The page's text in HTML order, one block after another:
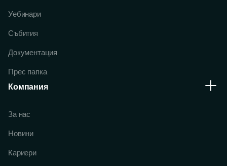
Уебинари
Събития
Документация
Прес папка
Компания
За нас
Новини
Кариери